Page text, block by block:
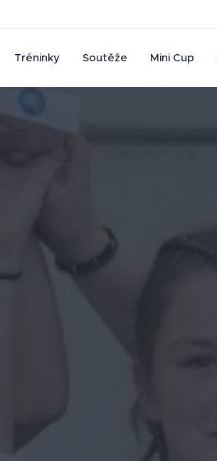
Tréninky Soutěže Mini Cup